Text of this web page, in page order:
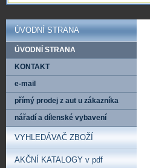
ÚVODNÍ STRANA
ÚVODNÍ STRANA
KONTAKT
e-mail
přímý prodej z aut u zákazníka
nářadí a dílenské vybavení
VYHLEDÁVAČ ZBOŽÍ
AKČNÍ KATALOGY v pdf